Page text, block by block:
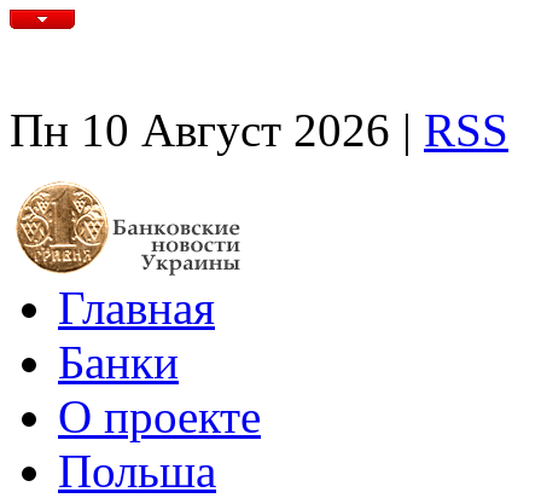
Пн 10 Август 2026 | RSS
Главная
Банки
О проекте
Польша